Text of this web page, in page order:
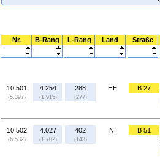
Nr. B-Rang L-Rang Land Straße
10.501
(5.397)
4.254
(1.915)
288
(277)
HE B 27
10.502
(6.532)
4.027
(1.702)
402
(143)
NI B 51